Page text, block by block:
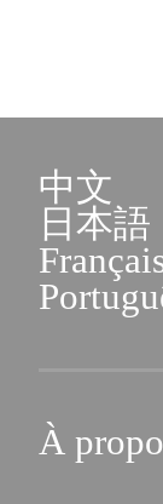
中文
日本語
À